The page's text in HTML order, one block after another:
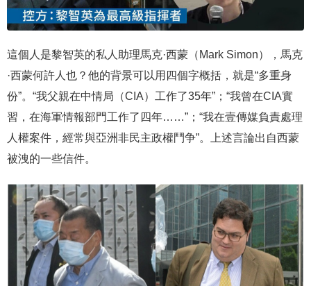
這個人是黎智英的私人助理馬克·西蒙（Mark Simon），馬克
·西蒙何許人也？他的背景可以用四個字概括，就是“多重身
份”。“我父親在中情局（CIA）工作了35年”；“我曾在CIA實
習，在海軍情報部門工作了四年……”；“我在壹傳媒負責處理
人權案件，經常與亞洲非民主政權鬥争”。上述言論出自西蒙
被洩的一些信件。